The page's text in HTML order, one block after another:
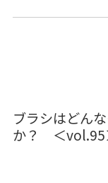
ブラシはどん
か？ ＜vol.95